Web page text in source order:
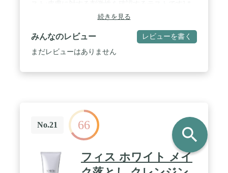
すべての方にアレルギーや皮膚刺激が起こらないと
いうわけではありません。 / 内容量:150ml / 生産
国:Made in Japan
続きを見る
みんなのレビュー レビューを書く
まだレビューはありません
No.21 66
フィス ホワイト メイ
search